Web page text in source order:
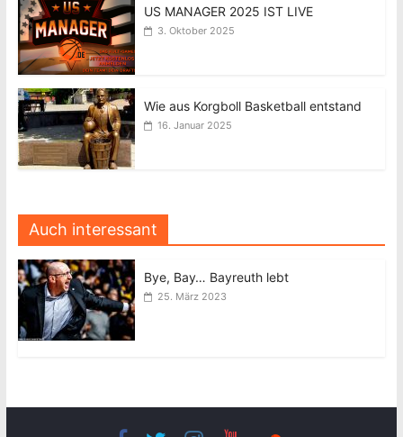
US MANAGER 2025 IST LIVE
3. Oktober 2025
Wie aus Korgboll Basketball entstand
16. Januar 2025
Auch interessant
Bye, Bay… Bayreuth lebt
25. März 2023